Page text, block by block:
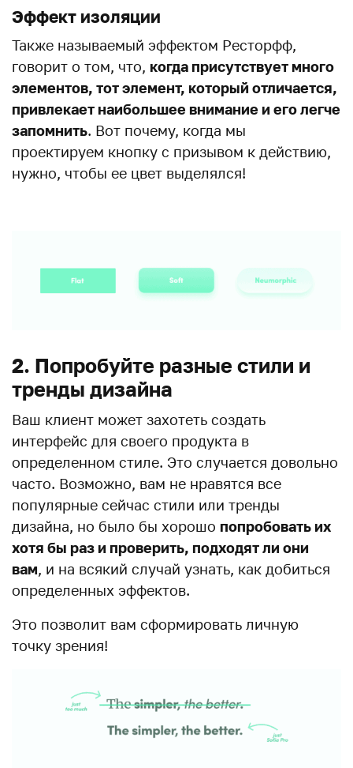
Эффект изоляции
Также называемый эффектом Ресторфф,
говорит о том, что, когда присутствует много
элементов, тот элемент, который отличается,
привлекает наибольшее внимание и его легче
запомнить. Вот почему, когда мы
проектируем кнопку с призывом к действию,
нужно, чтобы ее цвет выделялся!
2. Попробуйте разные стили и
тренды дизайна
Ваш клиент может захотеть создать
интерфейс для своего продукта в
определенном стиле. Это случается довольно
часто. Возможно, вам не нравятся все
популярные сейчас стили или тренды
дизайна, но было бы хорошо попробовать их
хотя бы раз и проверить, подходят ли они
вам, и на всякий случай узнать, как добиться
определенных эффектов.
Это позволит вам сформировать личную
точку зрения!